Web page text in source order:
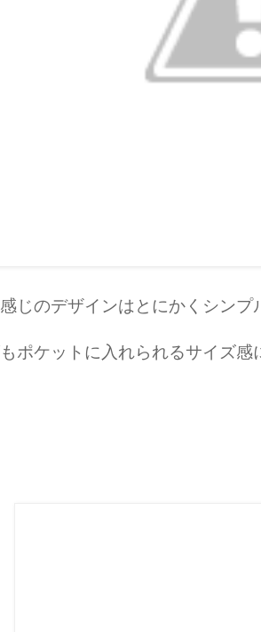
じのデザインはとにかくシンプ
ポケットに入れられるサイズ感